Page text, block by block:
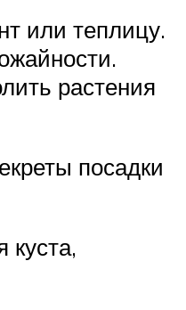
или теплицу.
растения
посадки